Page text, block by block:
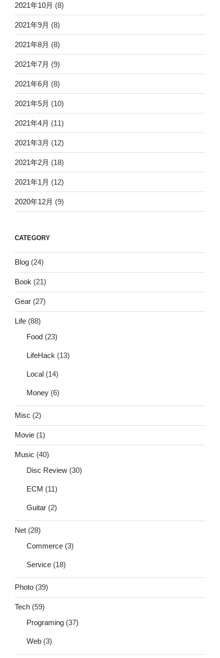
2021年10月 (8)
2021年9月 (8)
2021年8月 (8)
2021年7月 (9)
2021年6月 (8)
2021年5月 (10)
2021年4月 (11)
2021年3月 (12)
2021年2月 (18)
2021年1月 (12)
2020年12月 (9)
CATEGORY
Blog (24)
Book (21)
Gear (27)
Life (88)
Food (23)
LifeHack (13)
Local (14)
Money (6)
Misc (2)
Movie (1)
Music (40)
Disc Review (30)
ECM (11)
Guitar (2)
Net (28)
Commerce (3)
Service (18)
Photo (39)
Tech (59)
Programing (37)
Web (3)